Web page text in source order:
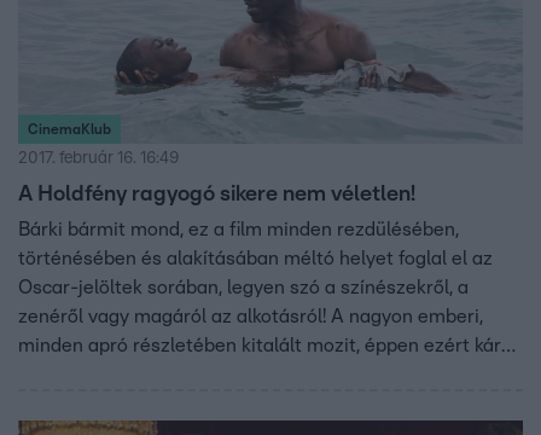
CinemaKlub
2017. február 16. 16:49
A Holdfény ragyogó sikere nem véletlen!
Bárki bármit mond, ez a film minden rezdülésében,
történésében és alakításában méltó helyet foglal el az
Oscar-jelöltek sorában, legyen szó a színészekről, a
zenéről vagy magáról az alkotásról! A nagyon emberi,
minden apró részletében kitalált mozit, éppen ezért kár